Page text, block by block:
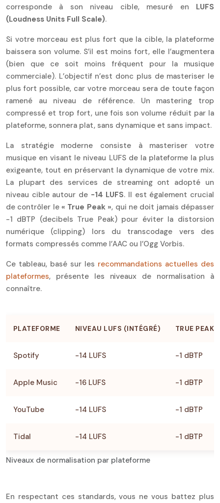
corresponde à son niveau cible, mesuré en LUFS
(Loudness Units Full Scale).
Si votre morceau est plus fort que la cible, la plateforme
baissera son volume. S’il est moins fort, elle l’augmentera
(bien que ce soit moins fréquent pour la musique
commerciale). L’objectif n’est donc plus de masteriser le
plus fort possible, car votre morceau sera de toute façon
ramené au niveau de référence. Un mastering trop
compressé et trop fort, une fois son volume réduit par la
plateforme, sonnera plat, sans dynamique et sans impact.
La stratégie moderne consiste à masteriser votre
musique en visant le niveau LUFS de la plateforme la plus
exigeante, tout en préservant la dynamique de votre mix.
La plupart des services de streaming ont adopté un
niveau cible autour de -14 LUFS. Il est également crucial
de contrôler le« True Peak », qui ne doit jamais dépasser
-1 dBTP (decibels True Peak) pour éviter la distorsion
numérique (clipping) lors du transcodage vers des
formats compressés comme l’AAC ou l’Ogg Vorbis.
Ce tableau, basé sur les recommandations actuelles des
plateformes, présente les niveaux de normalisation à
connaître.
Niveaux de normalisation par plateforme
PLATEFORME NIVEAU LUFS (INTÉGRÉ) TRUE PEAK
Spotify -14 LUFS -1 dBTP
Apple Music -16 LUFS -1 dBTP
YouTube -14 LUFS -1 dBTP
Tidal -14 LUFS -1 dBTP
En respectant ces standards, vous ne vous battez plus